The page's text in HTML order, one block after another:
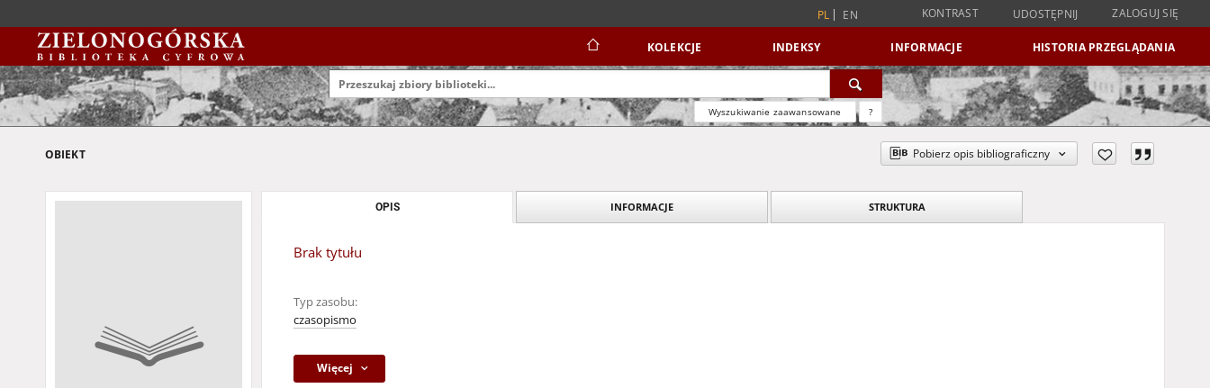
PL EN KONTRAST UDOSTĘPNIJ ZALOGUJ SIĘ
KOLEKCJE INDEKSY INFORMACJE HISTORIA PRZEGLĄDANIA
Wyszukiwanie zaawansowane ?
OBIEKT Pobierz opis bibliograficzny
OPIS INFORMACJE STRUKTURA
Brak tytułu
Typ zasobu:
czasopismo
Więcej